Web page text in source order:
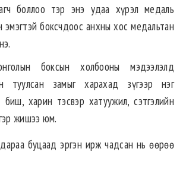
боллоо тэр энэ удаа хүрэл медаль
эмэгтэй боксчдоос анхны хос медальтан
боксын холбооны мэдээлэлд
туулсан замыг харахад зүгээр нэг
харин тэсвэр хатуужил, сэтгэлийн
жишээ юм.
буцаад эргэн ирж чадсан нь өөрөө